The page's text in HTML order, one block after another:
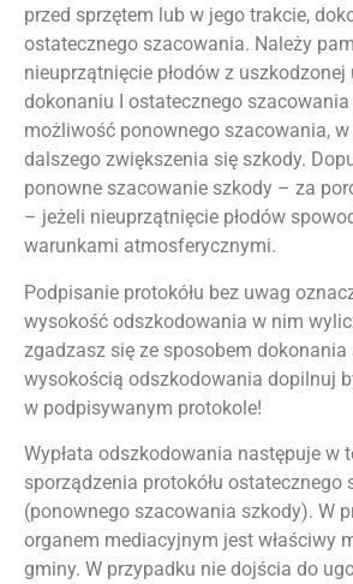
przed sprzętem lub w jego trakcie,
ostatecznego szacowania. Należy
nieuprzątnięcie płodów z
dokonaniu I ostatecznego
możliwość ponownego szacowania, w
dalszego zwiększenia się szkody.
ponowne szacowanie szkody – za
– jeżeli nieuprzątnięcie płodów
warunkami atmosferycznymi.
Podpisanie protokółu bez uwag
wysokość odszkodowania w nim
zgadzasz się ze sposobem
wysokością odszkodowania dopilnuj
w podpisywanym protokole!
Wypłata odszkodowania następuje w
sporządzenia protokółu ostatecznego
(ponownego szacowania szkody). W
organem mediacyjnym jest właściwy
gminy. W przypadku nie dojścia do